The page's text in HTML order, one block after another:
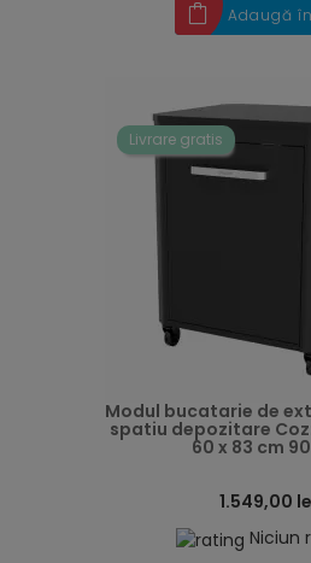
Adaugă
Livrare gratis
Modul bucatarie de
spatiu depozitare
60 x 83 cm
1.549,00
Niciun